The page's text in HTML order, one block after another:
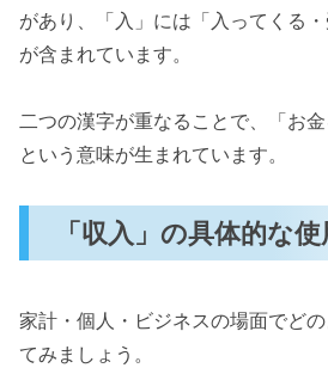
があり、「入」には「入ってくる
が含まれています。
二つの漢字が重なることで、「お金
という意味が生まれています。
「収入」の具体的な使
家計・個人・ビジネスの場面でど
てみましょう。